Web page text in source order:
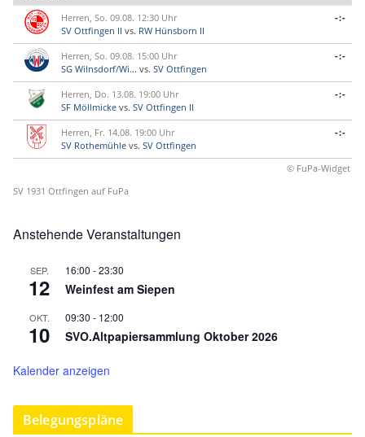
Herren, So. 09.08. 12:30 Uhr
SV Ottfingen II vs. RW Hünsborn II
-:-
Herren, So. 09.08. 15:00 Uhr
SG Wilnsdorf/Wi... vs. SV Ottfingen
-:-
Herren, Do. 13.08. 19:00 Uhr
SF Möllmicke vs. SV Ottfingen II
-:-
Herren, Fr. 14.08. 19:00 Uhr
SV Rothemühle vs. SV Ottfingen
-:-
© FuPa-Widget
SV 1931 Ottfingen auf FuPa
Anstehende Veranstaltungen
SEP.
12
16:00 -23:30
Weinfest am Siepen
OKT.
10
09:30 - 12:00
SVO.Altpapiersammlung Oktober 2026
Kalender anzeigen
Belegungspläne